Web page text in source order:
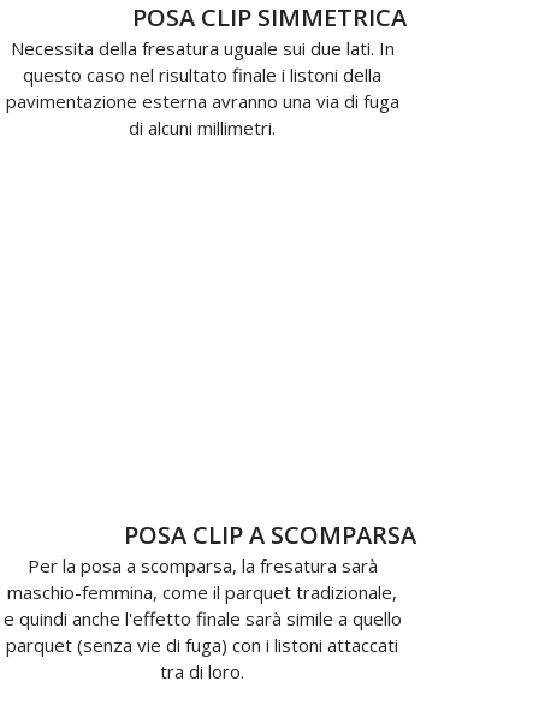
POSA CLIP SIMMETRICA
Necessita della fresatura uguale sui due lati. In
questo caso nel risultato finale i listoni della
pavimentazione esterna avranno una via di fuga
di alcuni millimetri.
POSA CLIP A SCOMPARSA
Per la posa a scomparsa, la fresatura sarà
maschio-femmina, come il parquet tradizionale,
e quindi anche l'effetto finale sarà simile a quello
parquet (senza vie di fuga) con i listoni attaccati
tra di loro.